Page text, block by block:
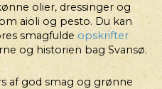
olier, dressinger og
aioli og pesto. Du kan
smagfulde opskrifter
og historien bag Svansø.
af god smag og grønne